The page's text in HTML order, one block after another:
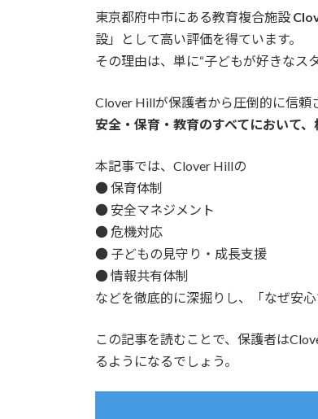
東京都府中市にある教育複合施設
設」として高い評価を得ています。
その理由は、単に“子どもが好きなス
Clover Hillが保護者から圧倒的に信頼
安全・保育・教育のすべてにおいて
本記事では、Clover Hillの
● 保育体制
● 安全マネジメント
● 危機対応
● 子どもの見守り・成長支援
● 情報共有体制
などを徹底的に深掘りし、「なぜ安
この記事を読むことで、保護者は
るようになるでしょう。